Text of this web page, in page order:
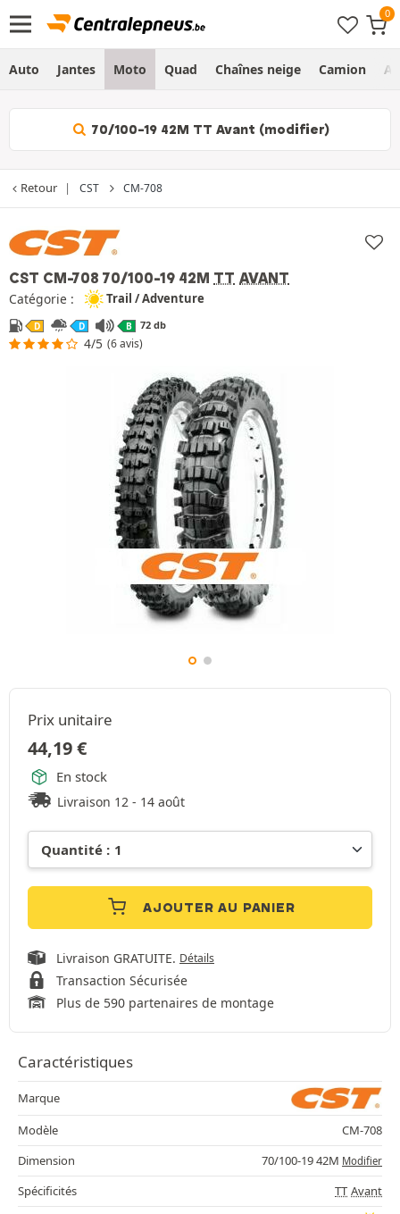
Auto Jantes Moto Quad Chaînes neige Camion
70/100-19 42M TT Avant (modifier)
Retour CST CM-708
CST CM-708 70/100-19 42M TT AVANT
Catégorie : Trail / Adventure
D D B 72 db
4/5 (6 avis)
Prix unitaire
44,19€
En stock
Livraison 12 - 14 août
AJOUTER AU PANIER
Livraison GRATUITE. Détails
Transaction Sécurisée
Plus de 590 partenaires de montage
Caractéristiques
Marque
Modèle
CM-708
Dimension
70/100-19 42M Modifier
Spécificités TT Avant